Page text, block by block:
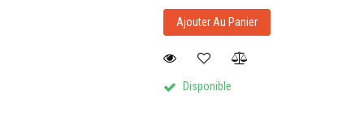
Ajouter Au Panier
Disponible